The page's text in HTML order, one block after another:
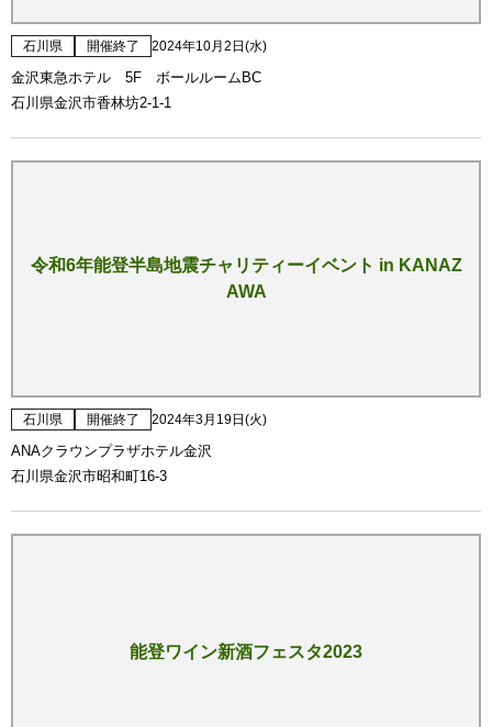
石川県 開催終了 2024年10月2日(水)
金沢東急ホテル 5F ボールルームBC
石川県金沢市香林坊2-1-1
令和6年能登半島地震チャリティーイベント in KANAZ
AWA
石川県 開催終了 2024年3月19日(火)
ANAクラウンプラザホテル金沢
石川県金沢市昭和町16-3
能登ワイン新酒フェスタ2023